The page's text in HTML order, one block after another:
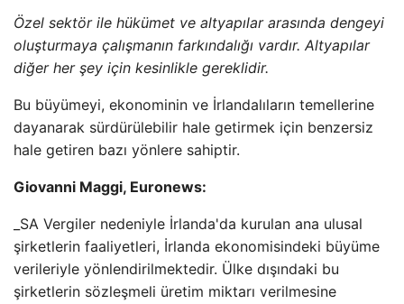
Özel sektör ile hükümet ve altyapılar arasında dengeyi
oluşturmaya çalışmanın farkındalığı vardır. Altyapılar
diğer her şey için kesinlikle gereklidir.
Bu büyümeyi, ekonominin ve İrlandalıların temellerine
dayanarak sürdürülebilir hale getirmek için benzersiz
hale getiren bazı yönlere sahiptir.
Giovanni Maggi, Euronews:
_SA Vergiler nedeniyle İrlanda'da kurulan ana ulusal
şirketlerin faaliyetleri, İrlanda ekonomisindeki büyüme
verileriyle yönlendirilmektedir. Ülke dışındaki bu
şirketlerin sözleşmeli üretim miktarı verilmesine